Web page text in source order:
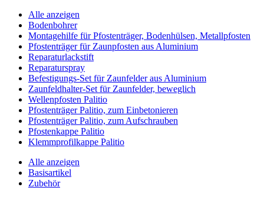
Alle anzeigen
Bodenbohrer
Montagehilfe für Pfostenträger, Bodenhülsen, Metallpfosten
Pfostenträger für Zaunpfosten aus Aluminium
Reparaturlackstift
Reparaturspray
Befestigungs-Set für Zaunfelder aus Aluminium
Zaunfeldhalter-Set für Zaunfelder, beweglich
Wellenpfosten Palitio
Pfostenträger Palitio, zum Einbetonieren
Pfostenträger Palitio, zum Aufschrauben
Pfostenkappe Palitio
Klemmprofilkappe Palitio
Alle anzeigen
Basisartikel
Zubehör